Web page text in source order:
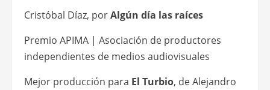
Cristóbal Díaz, porAlgún día las raíces
Premio APIMA | Asociación de productores
independientes de medios audiovisuales
Mejor producción para El Turbio, de Alejandro